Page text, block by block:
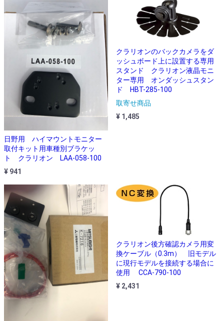
日野用 ハイマウントモニター
取付キット用車種別ブラケッ
ト クラリオン LAA-058-100
¥ 941
クラリオンのバックカメラをダ
ッシュボード上に設置する専用
スタンド クラリオン液晶モニ
ター専用 オンダッシュスタン
ド HBT-285-100
取寄せ商品
¥ 1,485
クラリオン後方確認カメラ用変
換ケーブル（0.3m） 旧モデル
に現行モデルを接続する場合に
使用 CCA-790-100
¥ 2,431